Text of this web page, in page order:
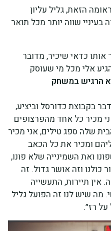
הזאת, גליל עליון
שווה יותר מכל תואר
כדאי שיכיר, מדובר
אלי מכל מי שעוסק
הרגיש במשחק
בקבוצת כדורסל וביציע,
מכיר כל אחד מהפרצופים
שלה ספג טילים, אני מכיר
ומכיר את כל הכאב
ואת השמינייה שלא פונו,
כולנו וזה אושר גדול. זה
תיירות, התעשייה
מה שיש לנו זה הפועל גליל
רז״.